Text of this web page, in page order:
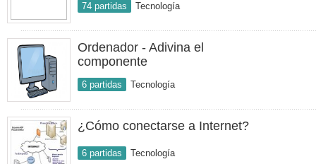
74 partidas Tecnología
Ordenador - Adivina el
componente
6 partidas Tecnología
¿Cómo conectarse a Internet?
6 partidas Tecnología